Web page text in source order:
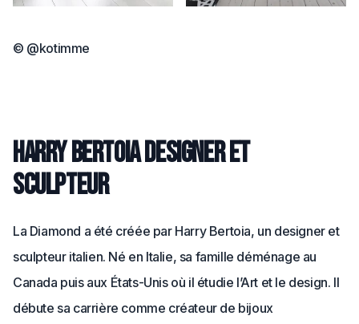
© @kotimme
Harry Bertoia designer et
sculpteur
La Diamond a été créée par Harry Bertoia, un designer et
sculpteur italien. Né en Italie, sa famille déménage au
Canada puis aux États-Unis où il étudie l’Art et le design. Il
débute sa carrière comme créateur de bijoux